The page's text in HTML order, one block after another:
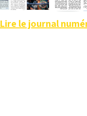
Lire le journal